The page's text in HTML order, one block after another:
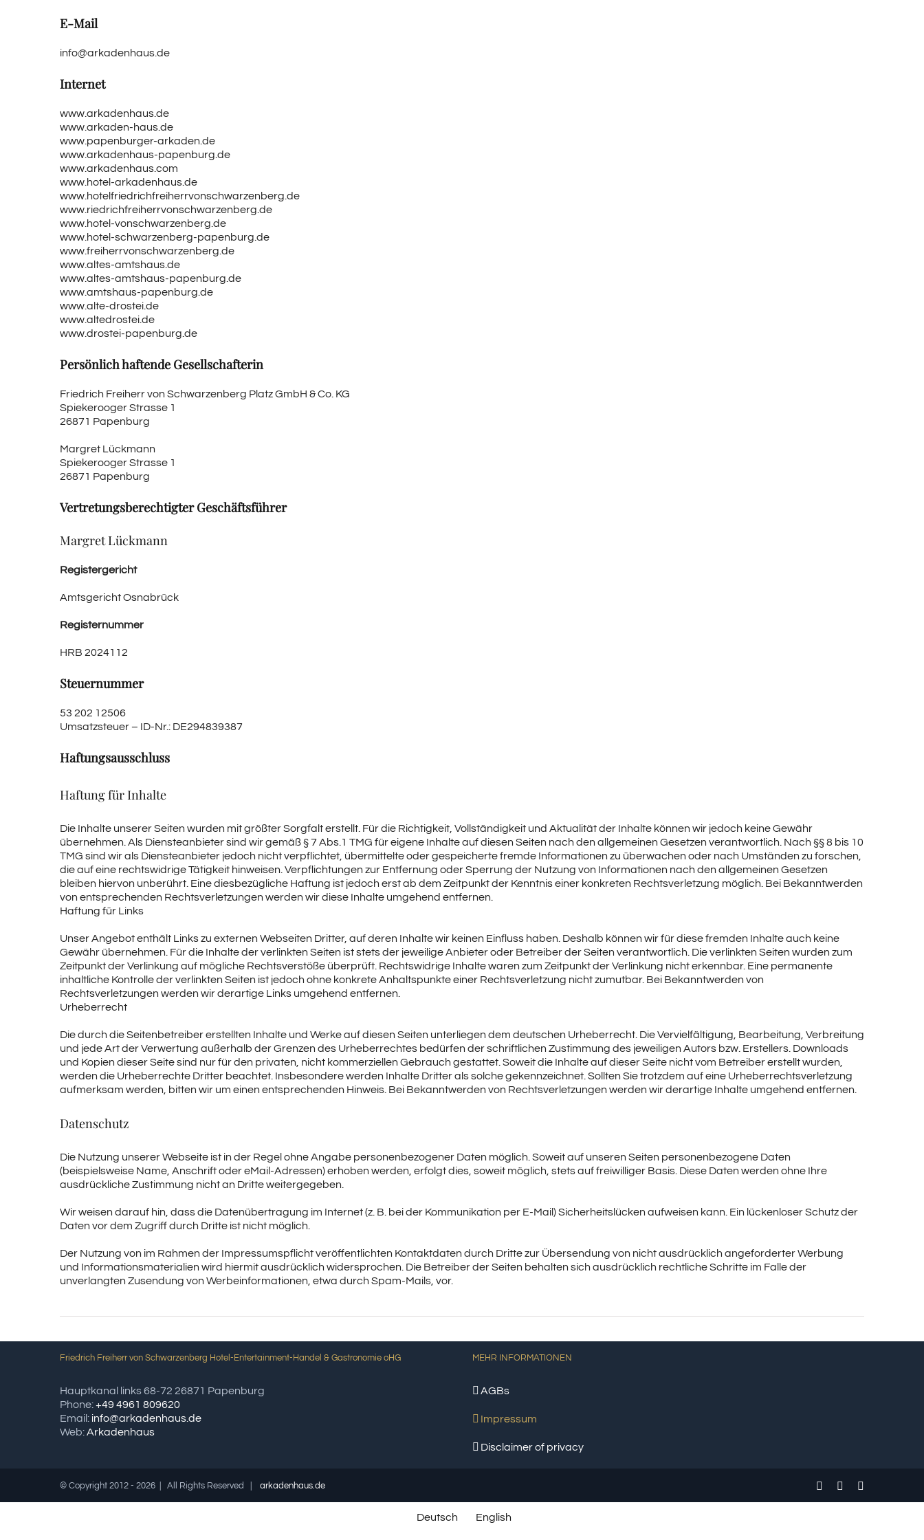
E-Mail
info@arkadenhaus.de
Internet
www.arkadenhaus.de
www.arkaden-haus.de
www.papenburger-arkaden.de
www.arkadenhaus-papenburg.de
www.arkadenhaus.com
www.hotel-arkadenhaus.de
www.hotelfriedrichfreiherrvonschwarzenberg.de
www.riedrichfreiherrvonschwarzenberg.de
www.hotel-vonschwarzenberg.de
www.hotel-schwarzenberg-papenburg.de
www.freiherrvonschwarzenberg.de
www.altes-amtshaus.de
www.altes-amtshaus-papenburg.de
www.amtshaus-papenburg.de
www.alte-drostei.de
www.altedrostei.de
www.drostei-papenburg.de
Persönlich haftende Gesellschafterin
Friedrich Freiherr von Schwarzenberg Platz GmbH & Co. KG
Spiekerooger Strasse 1
26871 Papenburg
Margret Lückmann
Spiekerooger Strasse 1
26871 Papenburg
Vertretungsberechtigter Geschäftsführer
Margret Lückmann
Registergericht
Amtsgericht Osnabrück
Registernummer
HRB 2024112
Steuernummer
53 202 12506
Umsatzsteuer – ID-Nr.: DE294839387
Haftungsausschluss
Haftung für Inhalte
Die Inhalte unserer Seiten wurden mit größter Sorgfalt erstellt. Für die Richtigkeit, Vollständigkeit und Aktualität der Inhalte können wir jedoch keine Gewähr
übernehmen. Als Diensteanbieter sind wir gemäß § 7 Abs.1 TMG für eigene Inhalte auf diesen Seiten nach den allgemeinen Gesetzen verantwortlich. Nach §§ 8 bis 10
TMG sind wir als Diensteanbieter jedoch nicht verpflichtet, übermittelte oder gespeicherte fremde Informationen zu überwachen oder nach Umständen zu forschen,
die auf eine rechtswidrige Tätigkeit hinweisen. Verpflichtungen zur Entfernung oder Sperrung der Nutzung von Informationen nach den allgemeinen Gesetzen
bleiben hiervon unberührt. Eine diesbezügliche Haftung ist jedoch erst ab dem Zeitpunkt der Kenntnis einer konkreten Rechtsverletzung möglich. Bei Bekanntwerden
von entsprechenden Rechtsverletzungen werden wir diese Inhalte umgehend entfernen.
Haftung für Links
Unser Angebot enthält Links zu externen Webseiten Dritter, auf deren Inhalte wir keinen Einfluss haben. Deshalb können wir für diese fremden Inhalte auch keine
Gewähr übernehmen. Für die Inhalte der verlinkten Seiten ist stets der jeweilige Anbieter oder Betreiber der Seiten verantwortlich. Die verlinkten Seiten wurden zum
Zeitpunkt der Verlinkung auf mögliche Rechtsverstöße überprüft. Rechtswidrige Inhalte waren zum Zeitpunkt der Verlinkung nicht erkennbar. Eine permanente
inhaltliche Kontrolle der verlinkten Seiten ist jedoch ohne konkrete Anhaltspunkte einer Rechtsverletzung nicht zumutbar. Bei Bekanntwerden von
Rechtsverletzungen werden wir derartige Links umgehend entfernen.
Urheberrecht
Die durch die Seitenbetreiber erstellten Inhalte und Werke auf diesen Seiten unterliegen dem deutschen Urheberrecht. Die Vervielfältigung, Bearbeitung, Verbreitung
und jede Art der Verwertung außerhalb der Grenzen des Urheberrechtes bedürfen der schriftlichen Zustimmung des jeweiligen Autors bzw. Erstellers. Downloads
und Kopien dieser Seite sind nur für den privaten, nicht kommerziellen Gebrauch gestattet. Soweit die Inhalte auf dieser Seite nicht vom Betreiber erstellt wurden,
werden die Urheberrechte Dritter beachtet. Insbesondere werden Inhalte Dritter als solche gekennzeichnet. Sollten Sie trotzdem auf eine Urheberrechtsverletzung
aufmerksam werden, bitten wir um einen entsprechenden Hinweis. Bei Bekanntwerden von Rechtsverletzungen werden wir derartige Inhalte umgehend entfernen.
Datenschutz
Die Nutzung unserer Webseite ist in der Regel ohne Angabe personenbezogener Daten möglich. Soweit auf unseren Seiten personenbezogene Daten
(beispielsweise Name, Anschrift oder eMail-Adressen) erhoben werden, erfolgt dies, soweit möglich, stets auf freiwilliger Basis. Diese Daten werden ohne Ihre
ausdrückliche Zustimmung nicht an Dritte weitergegeben.
Wir weisen darauf hin, dass die Datenübertragung im Internet (z. B. bei der Kommunikation per E-Mail) Sicherheitslücken aufweisen kann. Ein lückenloser Schutz der
Daten vor dem Zugriff durch Dritte ist nicht möglich.
Der Nutzung von im Rahmen der Impressumspflicht veröffentlichten Kontaktdaten durch Dritte zur Übersendung von nicht ausdrücklich angeforderter Werbung
und Informationsmaterialien wird hiermit ausdrücklich widersprochen. Die Betreiber der Seiten behalten sich ausdrücklich rechtliche Schritte im Falle der
unverlangten Zusendung von Werbeinformationen, etwa durch Spam-Mails, vor.
Friedrich Freiherr von Schwarzenberg Hotel-Entertainment-Handel & Gastronomie oHG
Hauptkanal links 68-72 26871 Papenburg
Phone:+49 4961 809620
Email: info@arkadenhaus.de
Web:Arkadenhaus
MEHR INFORMATIONEN
AGBs
Impressum
Disclaimer of privacy
© Copyright 2012 - 2026 | All Rights Reserved | arkadenhaus.de FacebookInstagram
Deutsch English